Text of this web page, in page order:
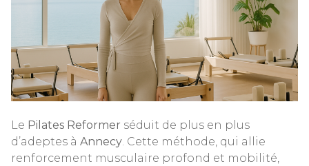
Le Pilates Reformer séduit de plus en plus
d’adeptes à Annecy. Cette méthode, qui allie
renforcement musculaire profond et mobilité,